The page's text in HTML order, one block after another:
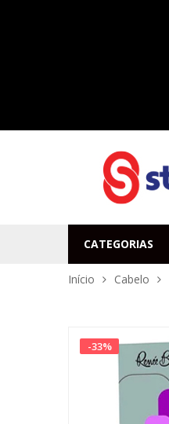
CATEGORIAS
Início Cabelo
-33%